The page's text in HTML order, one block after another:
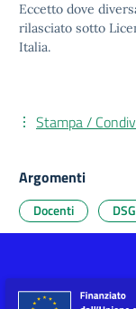
Eccetto dove
rilasciato sotto
Italia.
Stampa /
Argomenti
Docenti